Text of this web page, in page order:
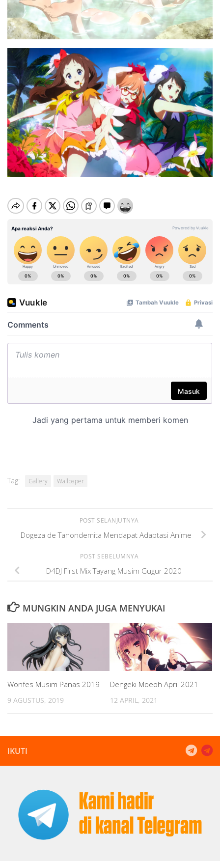
Tag: Gallery Wallpaper
POST SELANJUTNYA
Dogeza de Tanondemita Mendapat Adaptasi Anime
POST SEBELUMNYA
D4DJ First Mix Tayang Musim Gugur 2020
MUNGKIN ANDA JUGA MENYUKAI
Wonfes Musim Panas 2019
9 AGUSTUS, 2019
Dengeki Moeoh April 2021
12 APRIL, 2021
IKUTI